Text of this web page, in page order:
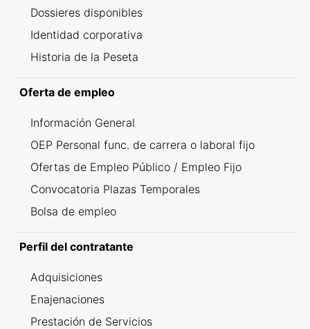
Dossieres disponibles
Identidad corporativa
Historia de la Peseta
Oferta de empleo
Información General
OEP Personal func. de carrera o laboral fijo
Ofertas de Empleo Público / Empleo Fijo
Convocatoria Plazas Temporales
Bolsa de empleo
Perfil del contratante
Adquisiciones
Enajenaciones
Prestación de Servicios